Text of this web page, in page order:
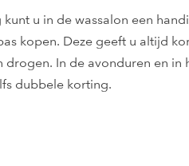
u in de wassalon een
kopen. Deze geeft u altijd
drogen. In de avonduren en in
dubbele korting.